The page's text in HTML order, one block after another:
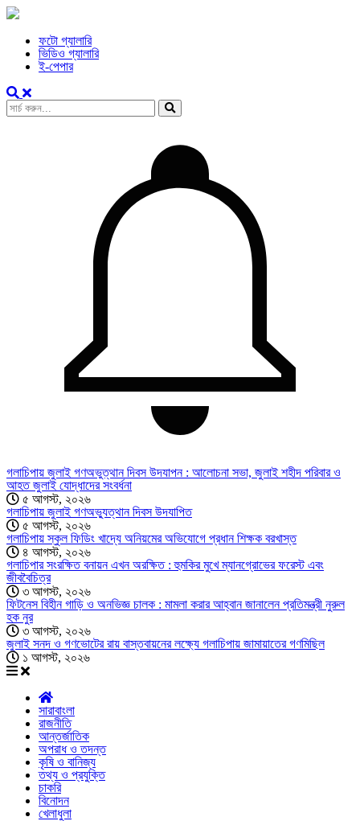
ফটো গ্যালারি
ভিডিও গ্যালারি
ই-পেপার
গলাচিপায় জুলাই গণঅভুত্থান দিবস উদযাপন : আলোচনা সভা, জুলাই শহীদ পরিবার ও
আহত জুলাই যোদ্ধাদের সংবর্ধনা
৫ আগস্ট, ২০২৬
গলাচিপায় জুলাই গণঅভ্যুত্থান দিবস উদযাপিত
৫ আগস্ট, ২০২৬
গলাচিপায় স্কুল ফিডিং খাদ্যে অনিয়মের অভিযোগে প্রধান শিক্ষক বরখাস্ত
৪ আগস্ট, ২০২৬
গলাচিপার সংরক্ষিত বনায়ন এখন অরক্ষিত : হুমকির মুখে ম্যানগ্রোভের ফরেস্ট এবং
জীববৈচিত্র
৩ আগস্ট, ২০২৬
ফিটনেস বিহীন গাড়ি ও অনভিজ্ঞ চালক : মামলা করার আহ্বান জানালেন প্রতিমন্ত্রী নুরুল
হক নুর
৩ আগস্ট, ২০২৬
জুলাই সনদ ও গণভোটের রায় বাস্তবায়নের লক্ষ্যে গলাচিপায় জামায়াতের গণমিছিল
১ আগস্ট, ২০২৬
সারাবাংলা
রাজনীতি
আন্তর্জাতিক
অপরাধ ও তদন্ত
কৃষি ও বানিজ্য
তথ্য ও প্রযুক্তি
চাকরি
বিনোদন
খেলাধুলা